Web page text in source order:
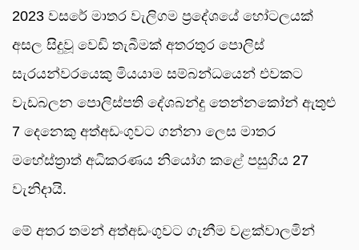
2023 වසරේ මාතර වැලිගම ප්‍රදේශයේ හෝටලයක්
අසල සිදුවූ වෙඩි තැබීමක් අතරතුර පොලිස්
සැරයන්වරයෙකු මියයාම සම්බන්ධයෙන් එවකට
වැඩබලන පොලිස්පති දේශබන්දු තෙන්නකෝන් ඇතුළු
7 දෙනෙකු අත්අඩංගුවට ගන්නා ලෙස මාතර
මහේස්ත්‍රාත් අධිකරණය නියෝග කළේ පසුගිය 27
වැනිදායි.
මේ අතර තමන් අත්අඩංගුවට ගැනීම වළක්වාලමින්